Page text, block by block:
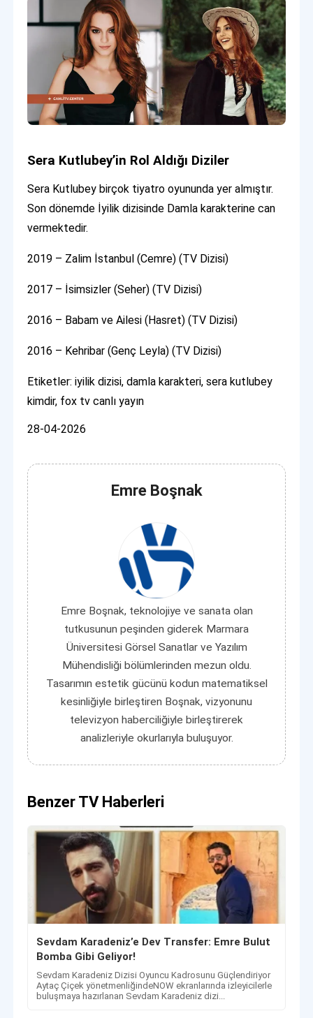
Sera Kutlubey’in Rol Aldığı Diziler
Sera Kutlubey birçok tiyatro oyununda yer almıştır.
Son dönemde İyilik dizisinde Damla karakterine can
vermektedir.
2019 – Zalim İstanbul (Cemre) (TV Dizisi)
2017 – İsimsizler (Seher) (TV Dizisi)
2016 – Babam ve Ailesi (Hasret) (TV Dizisi)
2016 – Kehribar (Genç Leyla) (TV Dizisi)
Etiketler: iyilik dizisi, damla karakteri, sera kutlubey
kimdir, fox tv canlı yayın
28-04-2026
Emre Boşnak
Emre Boşnak, teknolojiye ve sanata olan
tutkusunun peşinden giderek Marmara
Üniversitesi Görsel Sanatlar ve Yazılım
Mühendisliği bölümlerinden mezun oldu.
Tasarımın estetik gücünü kodun matematiksel
kesinliğiyle birleştiren Boşnak, vizyonunu
televizyon haberciliğiyle birleştirerek
analizleriyle okurlarıyla buluşuyor.
Benzer TV Haberleri
Sevdam Karadeniz’e Dev Transfer: Emre Bulut
Bomba Gibi Geliyor!
Sevdam Karadeniz Dizisi Oyuncu Kadrosunu Güçlendiriyor
Aytaç Çiçek yönetmenliğindeNOW ekranlarında izleyicilerle
buluşmaya hazırlanan Sevdam Karadeniz dizi...